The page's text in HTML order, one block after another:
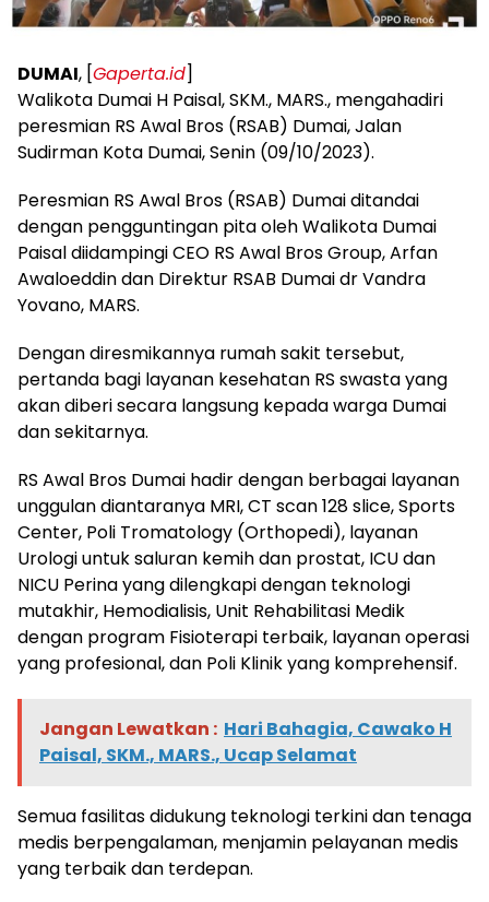
DUMAI, [Gaperta.id]
Walikota Dumai H Paisal, SKM., MARS., mengahadiri
peresmian RS Awal Bros (RSAB) Dumai, Jalan
Sudirman Kota Dumai, Senin (09/10/2023).
Peresmian RS Awal Bros (RSAB) Dumai ditandai
dengan pengguntingan pita oleh Walikota Dumai
Paisal diidampingi CEO RS Awal Bros Group, Arfan
Awaloeddin dan Direktur RSAB Dumai dr Vandra
Yovano, MARS.
Dengan diresmikannya rumah sakit tersebut,
pertanda bagi layanan kesehatan RS swasta yang
akan diberi secara langsung kepada warga Dumai
dan sekitarnya.
RS Awal Bros Dumai hadir dengan berbagai layanan
unggulan diantaranya MRI, CT scan 128 slice, Sports
Center, Poli Tromatology (Orthopedi), layanan
Urologi untuk saluran kemih dan prostat, ICU dan
NICU Perina yang dilengkapi dengan teknologi
mutakhir, Hemodialisis, Unit Rehabilitasi Medik
dengan program Fisioterapi terbaik, layanan operasi
yang profesional, dan Poli Klinik yang komprehensif.
Jangan Lewatkan : Hari Bahagia, Cawako H
Paisal, SKM., MARS., Ucap Selamat
Semua fasilitas didukung teknologi terkini dan tenaga
medis berpengalaman, menjamin pelayanan medis
yang terbaik dan terdepan.